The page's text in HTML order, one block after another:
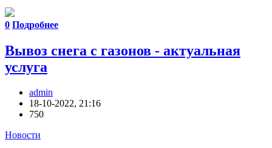
0 Подробнее
Вывоз снега с газонов - актуальная
услуга
admin
18-10-2022, 21:16
750
Новости